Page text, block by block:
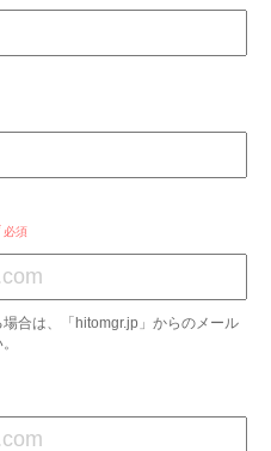
必須
合は、「hitomgr.jp」からのメール